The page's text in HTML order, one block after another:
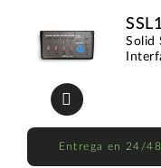
Solid
Entrega en 24/